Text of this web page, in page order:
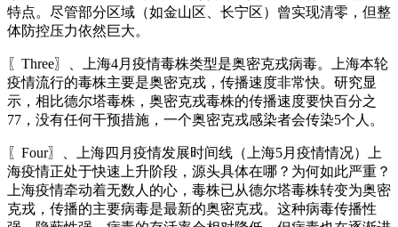
特点。尽管部分区域（如金山区、长宁区）曾实现清零，但整
体防控压力依然巨大。
〖Three〗、上海4月疫情毒株类型是奥密克戎病毒。上海本轮
疫情流行的毒株主要是奥密克戎，传播速度非常快。研究显
示，相比德尔塔毒株，奥密克戎毒株的传播速度要快百分之
77，没有任何干预措施，一个奥密克戎感染者会传染5个人。
〖Four〗、上海四月疫情发展时间线（上海5月疫情情况）上
海疫情正处于快速上升阶段，源头具体在哪？为何如此严重？
上海疫情牵动着无数人的心，毒株已从德尔塔毒株转变为奥密
克戎，传播的主要病毒是最新的奥密克戎。这种病毒传播性